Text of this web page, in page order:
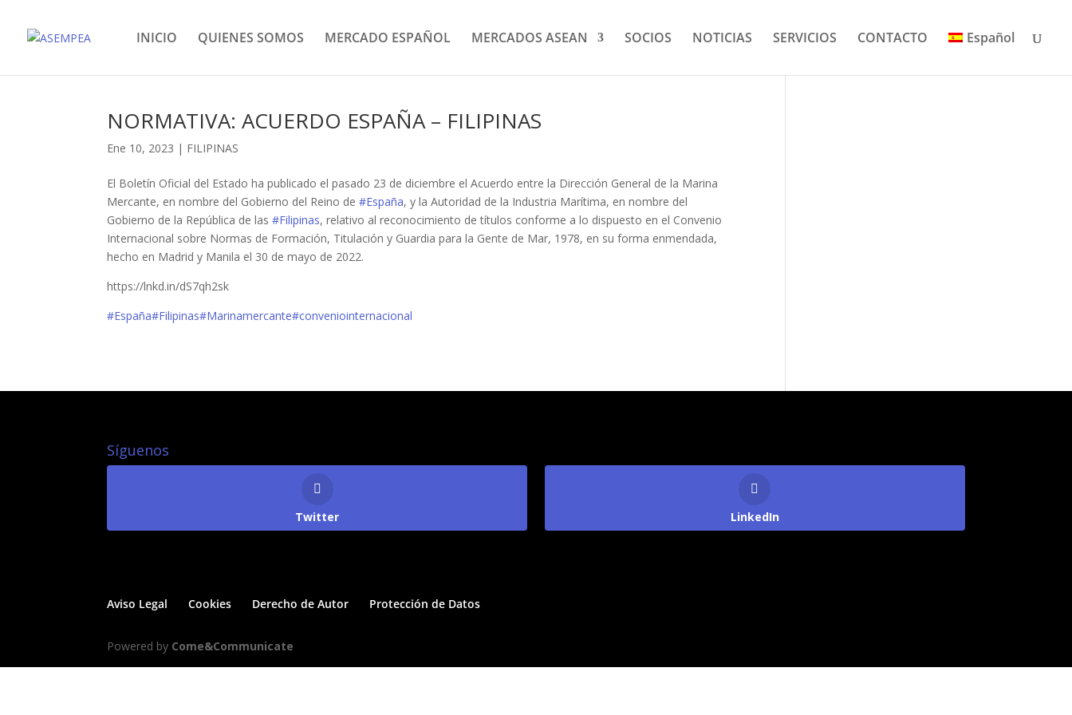
INICIO QUIENES SOMOS MERCADO ESPAÑOL MERCADOS ASEAN SOCIOS NOTICIAS SERVICIOS CONTACTO Español
NORMATIVA: ACUERDO ESPAÑA – FILIPINAS
Ene 10, 2023 | FILIPINAS
El Boletín Oficial del Estado ha publicado el pasado 23 de diciembre el Acuerdo entre la Dirección General de la Marina
Mercante, en nombre del Gobierno del Reino de#España, y la Autoridad de la Industria Marítima, en nombre del
Gobierno de la República de las#Filipinas, relativo al reconocimiento de títulos conforme a lo dispuesto en el Convenio
Internacional sobre Normas de Formación, Titulación y Guardia para la Gente de Mar, 1978, en su forma enmendada,
hecho en Madrid y Manila el 30 de mayo de 2022.
https://lnkd.in/dS7qh2sk
#España#Filipinas#Marinamercante#conveniointernacional
Síguenos
Twitter LinkedIn
Aviso Legal Cookies Derecho de Autor Protección de Datos
Powered by Come&Communicate